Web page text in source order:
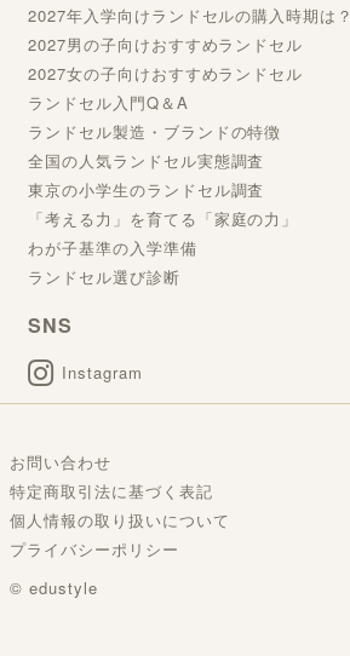
2027年入学向けランドセルの購入時期は？
2027男の子向けおすすめランドセル
2027女の子向けおすすめランドセル
ランドセル入門Q＆A
ランドセル製造・ブランドの特徴
全国の人気ランドセル実態調査
東京の小学生のランドセル調査
「考える力」を育てる「家庭の力」
わが子基準の入学準備
ランドセル選び診断
SNS
Instagram
お問い合わせ
特定商取引法に基づく表記
個人情報の取り扱いについて
プライバシーポリシー
© edustyle